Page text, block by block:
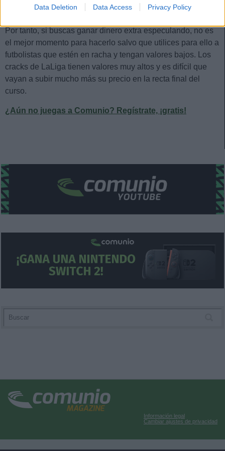
Data Deletion Data Access Privacy Policy
prolongue en el tiempo hasta final de temporada.
Por tanto, si buscas ganar dinero extra especulando, no es
el mejor momento para hacerlo salvo que utilices para ello a
futbolistas que estén en racha y tengan valores bajos. Los
cracks de LaLiga tienen valores muy altos y es difícil que
vayan a subir mucho más su precio en la recta final del
curso.
¿Aún no juegas a Comunio? Regístrate, ¡gratis!
Información legal
Cambiar ajustes de privacidad